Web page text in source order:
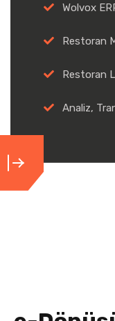
Wolvox
Restoran
Restoran
Analiz,